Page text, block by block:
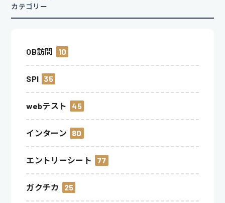
カテゴリー
OB訪問 10
SPI 35
webテスト 45
インターン 80
エントリーシート 77
ガクチカ 25